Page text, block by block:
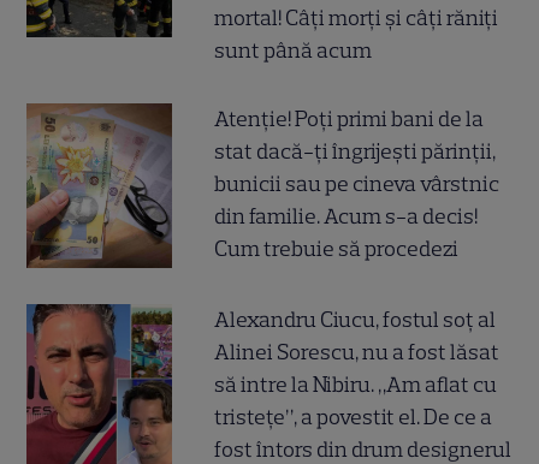
mortal! Câți morți și câți răniți
sunt până acum
Atenție! Poți primi bani de la
stat dacă-ți îngrijești părinții,
bunicii sau pe cineva vârstnic
din familie. Acum s-a decis!
Cum trebuie să procedezi
Alexandru Ciucu, fostul soț al
Alinei Sorescu, nu a fost lăsat
să intre la Nibiru. „Am aflat cu
tristețe”, a povestit el. De ce a
fost întors din drum designerul